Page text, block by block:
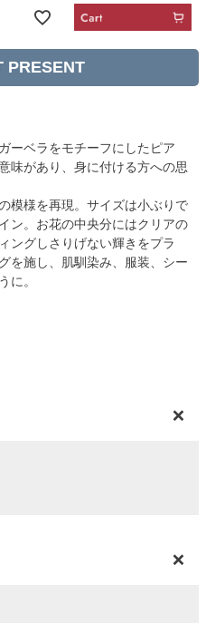
ーベラをモチーフにしたピア
味があり、身に付ける方への思
模様を再現。サイズは小ぶりで
ン。お花の中央分にはクリアの
ングしさりげない輝きをプラ
を施し、肌馴染み、服装、シー
に。